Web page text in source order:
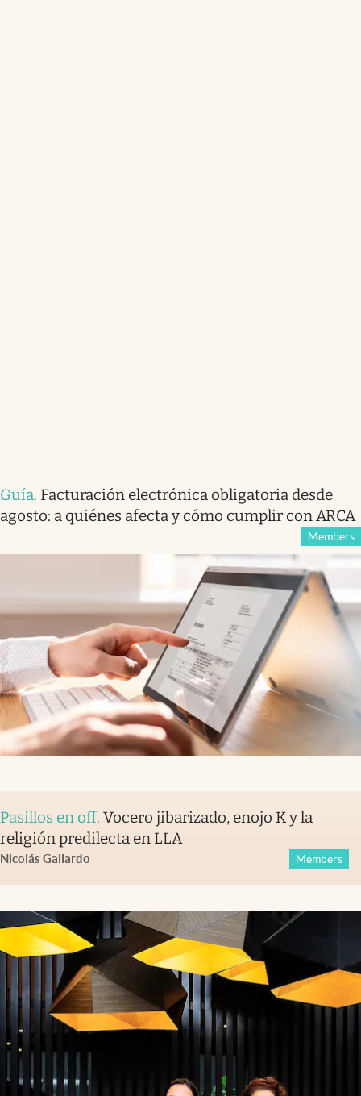
Guía. Facturación electrónica obligatoria desde
agosto: a quiénes afecta y cómo cumplir con ARCA
Members
Pasillos en off. Vocero jibarizado, enojo K y la
religión predilecta en LLA
Nicolás Gallardo Members